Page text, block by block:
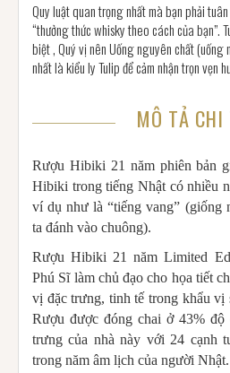
Quy luật quan trọng nhất mà bạn phải
“thưởng thức whisky theo cách của bạn”.
biệt , Quý vị nên Uống nguyên chất
nhất là kiểu ly Tulip để cảm nhận trọn vẹn
MÔ TẢ CHI
Rượu Hibiki 21 năm phiên bản
Hibiki trong tiếng Nhật có nhiều
ví dụ như là “tiếng vang” (giống
ta đánh vào chuông).
Rượu Hibiki 21 năm Limited
Phú Sĩ làm chủ đạo cho họa tiết
vị đặc trưng, tinh tế trong khẩu vị
Rượu được đóng chai ở 43% độ
trưng của nhà này với 24 cạnh
trong năm âm lịch của người Nhật.